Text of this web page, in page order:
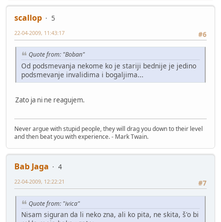
scallop
5
#6
22-04-2009, 11:43:17
Quote from: "Boban"
Od podsmevanja nekome ko je stariji bednije je jedino
podsmevanje invalidima i bogaljima...
Zato ja ni ne reagujem.
Never argue with stupid people, they will drag you down to their level
and then beat you with experience. - Mark Twain.
Bab Jaga
4
#7
22-04-2009, 12:22:21
Quote from: "ivica"
Nisam siguran da li neko zna, ali ko pita, ne skita, š'o bi